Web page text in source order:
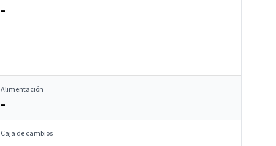
–
Alimentación
–
Caja de cambios